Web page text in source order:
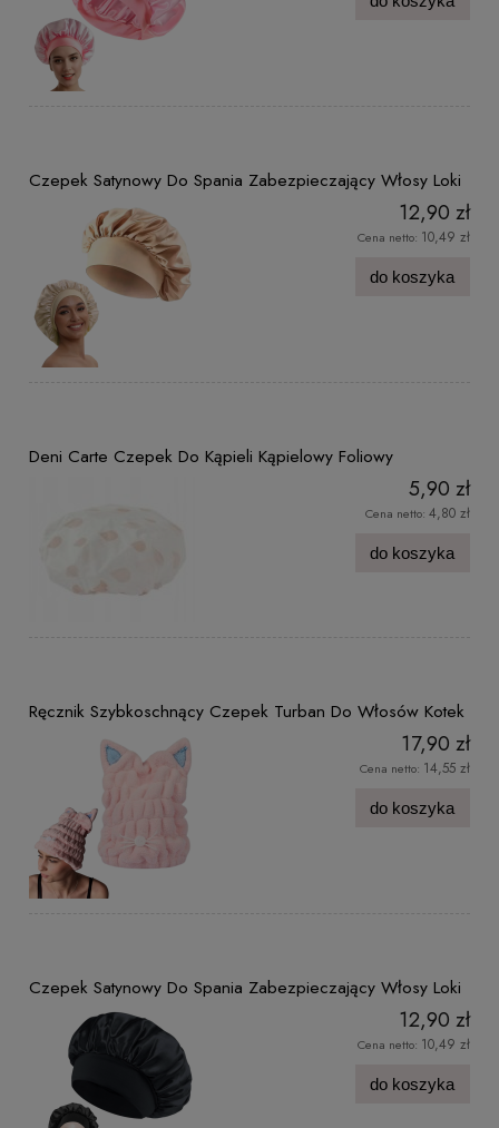
Czepek Satynowy Do Spania Zabezpieczający Włosy Loki
12,90 zł
Cena netto: 10,49 zł
do koszyka
Deni Carte Czepek Do Kąpieli Kąpielowy Foliowy
5,90 zł
Cena netto: 4,80 zł
do koszyka
Ręcznik Szybkoschnący Czepek Turban Do Włosów Kotek
17,90 zł
Cena netto: 14,55 zł
do koszyka
Czepek Satynowy Do Spania Zabezpieczający Włosy Loki
12,90 zł
Cena netto: 10,49 zł
do koszyka